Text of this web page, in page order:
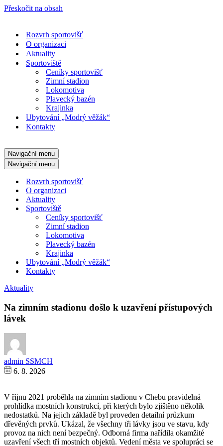
Přeskočit na obsah
Rozvrh sportovišť
O organizaci
Aktuality
Sportoviště
Ceníky sportovišť
Zimní stadion
Lokomotiva
Plavecký bazén
Krajinka
Ubytování „Modrý věžák“
Kontakty
Navigační menu
Navigační menu
Rozvrh sportovišť
O organizaci
Aktuality
Sportoviště
Ceníky sportovišť
Zimní stadion
Lokomotiva
Plavecký bazén
Krajinka
Ubytování „Modrý věžák“
Kontakty
Aktuality
Na zimním stadionu došlo k uzavření přístupových
lávek
admin SSMCH
6. 8. 2026
V říjnu 2021 proběhla na zimním stadionu v Chebu pravidelná
prohlídka mostních konstrukcí, při kterých bylo zjištěno několik
nedostatků. Na jejich základě byl proveden detailní průzkum
dřevěných prvků. Ukázal, že všechny tři lávky jsou ve stavu, kdy
provoz na nich není bezpečný. Odborná firma nařídila okamžité
uzavření všech tří mostních objektů. Vedení města ve spolupráci se